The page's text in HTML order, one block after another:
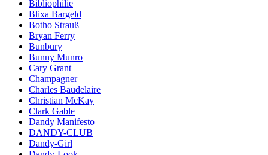
Bibliophilie
Blixa Bargeld
Botho Strauß
Bryan Ferry
Bunbury
Bunny Munro
Cary Grant
Champagner
Charles Baudelaire
Christian McKay
Clark Gable
Dandy Manifesto
DANDY-CLUB
Dandy-Girl